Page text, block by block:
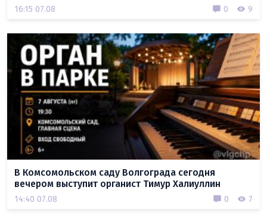
16:15 07.08 0 9
В Комсомольском саду Волгограда сегодня
вечером выступит органист Тимур Халиуллин
14:40 07.08 0 7